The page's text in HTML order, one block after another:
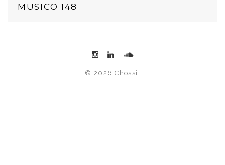
MUSICO 148
© 2026 Chossi.